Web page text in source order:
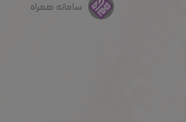
سامانه همراه